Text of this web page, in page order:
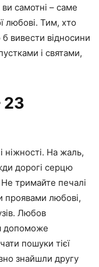
самотні – саме
любові. Тим, хто
вивести відносини
і святами,
23
ніжності. На жаль,
дорогі серцю
тримайте печалі
проявами любові,
Любов
допоможе
пошуки тієї
знайшли другу